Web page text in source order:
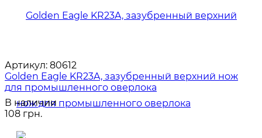
Артикул: 80612
Golden Eagle KR23A, зазубренный верхний нож
для промышленного оверлока
В наличии
108 грн.